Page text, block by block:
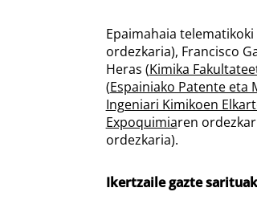
Epaimahaia
ordezkaria), Francisco
Heras (Kimika
(Espainiako Patente eta
Ingeniari Kimikoen
Expoquimiaren
ordezkaria).
Ikertzaile gazte sarituak